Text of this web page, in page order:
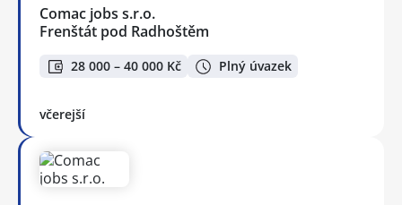
Comac jobs s.r.o.
Frenštát pod Radhoštěm
28 000 – 40 000 Kč Plný úvazek
včerejší